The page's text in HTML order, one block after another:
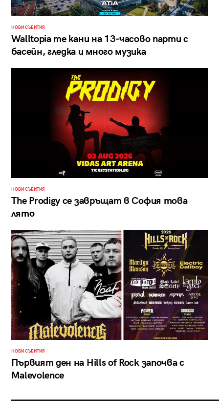
НОВИ СЪБИТИЯ
Walltopia те кани на 13-часово парти с
басейн, гледка и много музика
НОВИ СЪБИТИЯ
The Prodigy се завръщат в София това
лято
НОВИ СЪБИТИЯ
Първият ден на Hills of Rock започва с
Malevolence